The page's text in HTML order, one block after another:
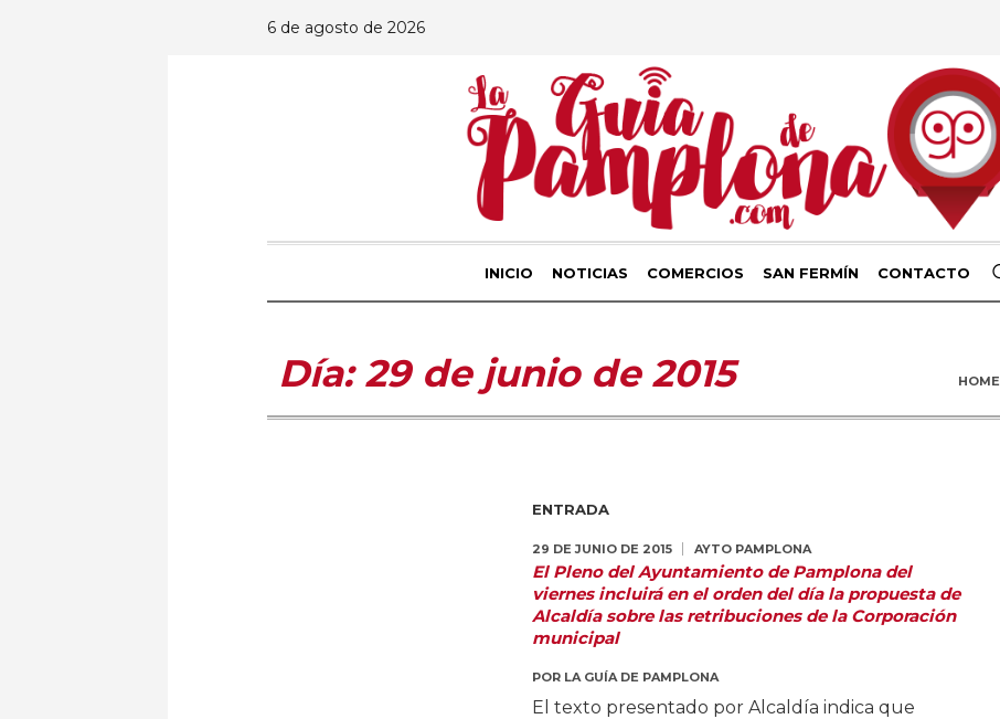
6 de agosto de 2026
INICIO NOTICIAS COMERCIOS SAN FERMÍN CONTACTO
Día:29 de junio de 2015 HOME
ENTRADA
29 DE JUNIO DE 2015 AYTO PAMPLONA
El Pleno del Ayuntamiento de Pamplona del
viernes incluirá en el orden del día la propuesta de
Alcaldía sobre las retribuciones de la Corporación
municipal
POR LA GUÍA DE PAMPLONA
El texto presentado por Alcaldía indica que